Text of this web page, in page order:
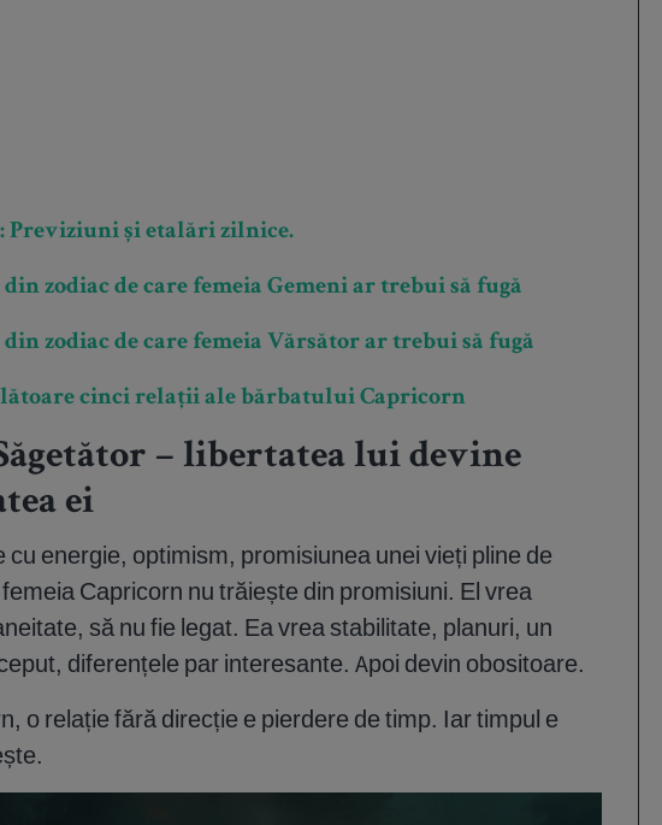
Previziuni și etalări zilnice.
zodiac de care femeia Gemeni ar trebui să fugă
zodiac de care femeia Vărsător ar trebui să fugă
cinci relații ale bărbatului Capricorn
– libertatea lui devine
ei
cu energie, optimism, promisiunea unei vieți pline de
Capricorn nu trăiește din promisiuni. El vrea
să nu fie legat. Ea vrea stabilitate, planuri, un
diferențele par interesante. Apoi devin obositoare.
o relație fără direcție e pierdere de timp. Iar timpul e